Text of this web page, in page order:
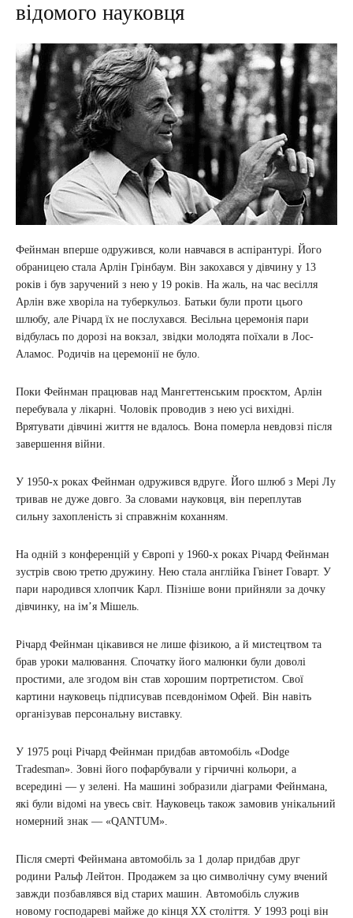
відомого науковця
Фейнман вперше одружився, коли навчався в аспірантурі. Його
обраницею стала Арлін Грінбаум. Він закохався у дівчину у 13
років і був заручений з нею у 19 років. На жаль, на час весілля
Арлін вже хворіла на туберкульоз. Батьки були проти цього
шлюбу, але Річард їх не послухався. Весільна церемонія пари
відбулась по дорозі на вокзал, звідки молодята поїхали в Лос-
Аламос. Родичів на церемонії не було.
Поки Фейнман працював над Мангеттенським проєктом, Арлін
перебувала у лікарні. Чоловік проводив з нею усі вихідні.
Врятувати дівчині життя не вдалось. Вона померла невдовзі після
завершення війни.
У 1950-х роках Фейнман одружився вдруге. Його шлюб з Мері Лу
тривав не дуже довго. За словами науковця, він переплутав
сильну захопленість зі справжнім коханням.
На одній з конференцій у Європі у 1960-х роках Річард Фейнман
зустрів свою третю дружину. Нею стала англійка Гвінет Говарт. У
пари народився хлопчик Карл. Пізніше вони прийняли за дочку
дівчинку, на ім’я Мішель.
Річард Фейнман цікавився не лише фізикою, а й мистецтвом та
брав уроки малювання. Спочатку його малюнки були доволі
простими, але згодом він став хорошим портретистом. Свої
картини науковець підписував псевдонімом Офей. Він навіть
організував персональну виставку.
У 1975 році Річард Фейнман придбав автомобіль «Dodge
Tradesman». Зовні його пофарбували у гірчичні кольори, а
всередині — у зелені. На машині зобразили діаграми Фейнмана,
які були відомі на увесь світ. Науковець також замовив унікальний
номерний знак — «QANTUM».
Після смерті Фейнмана автомобіль за 1 долар придбав друг
родини Ральф Лейтон. Продажем за цю символічну суму вчений
завжди позбавлявся від старих машин. Автомобіль служив
новому господареві майже до кінця XX століття. У 1993 році він